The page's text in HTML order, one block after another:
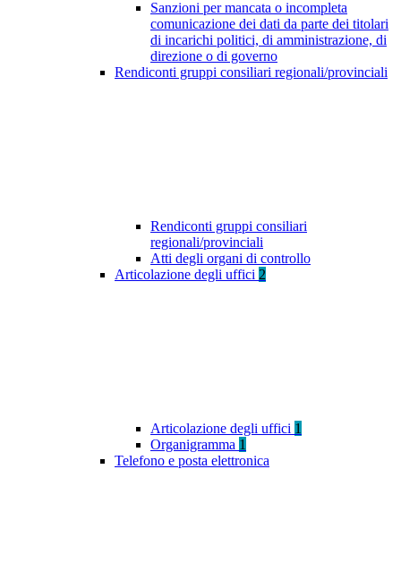
Sanzioni per mancata o incompleta
comunicazione dei dati da parte dei titolari
di incarichi politici, di amministrazione, di
direzione o di governo
Rendiconti gruppi consiliari regionali/provinciali
Rendiconti gruppi consiliari
regionali/provinciali
Atti degli organi di controllo
Articolazione degli uffici 2
Articolazione degli uffici 1
Organigramma 1
Telefono e posta elettronica